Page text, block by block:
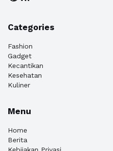
Categories
Fashion
Gadget
Kecantikan
Kesehatan
Kuliner
Menu
Home
Berita